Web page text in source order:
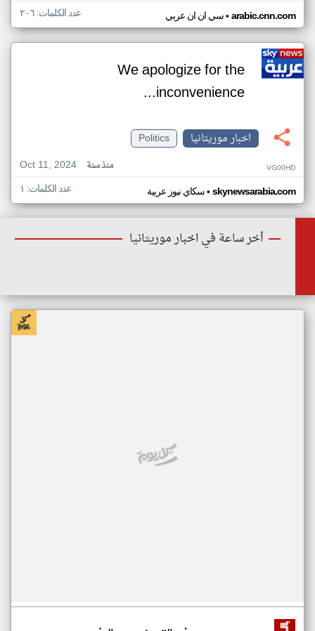
سي ان ان عربي• arabic.cnn.com عدد الكلمات: ٢٠٦
We apologize for the
inconvenience...
اخبار موريتانيا
Politics
Oct 11, 2024
منذ سنة VG00HD
سكاي نيوز عربية• skynewsarabia.com عدد الكلمات: ١
أخر ساعة في اخبار موريتانيا